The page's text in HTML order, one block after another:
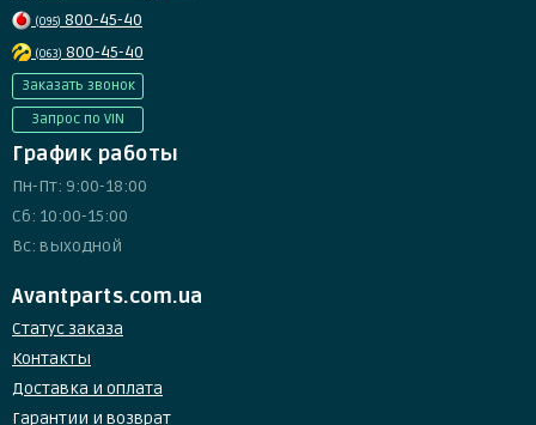
(095) 800-45-40
(063) 800-45-40
Заказать звонок
Запрос по VIN
График работы
Пн-Пт: 9:00-18:00
Сб: 10:00-15:00
Вс: выходной
Avantparts.com.ua
Статус заказа
Контакты
Доставка и оплата
Гарантии и возврат